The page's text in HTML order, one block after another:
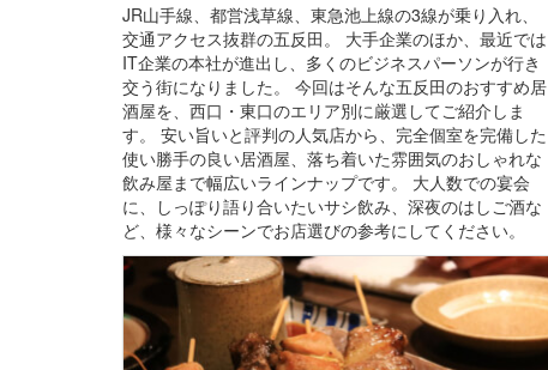
JR山手線、都営浅草線、東急池上線の3線が乗り入れ、
交通アクセス抜群の五反田。 大手企業のほか、最近では
IT企業の本社が進出し、多くのビジネスパーソンが行き
交う街になりました。 今回はそんな五反田のおすすめ居
酒屋を、西口・東口のエリア別に厳選してご紹介しま
す。 安い旨いと評判の人気店から、完全個室を完備した
使い勝手の良い居酒屋、落ち着いた雰囲気のおしゃれな
飲み屋まで幅広いラインナップです。 大人数での宴会
に、しっぽり語り合いたいサシ飲み、深夜のはしご酒な
ど、様々なシーンでお店選びの参考にしてください。